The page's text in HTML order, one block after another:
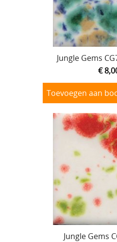
Jungle Gems
€
Toevoegen aan
Jungle Gems